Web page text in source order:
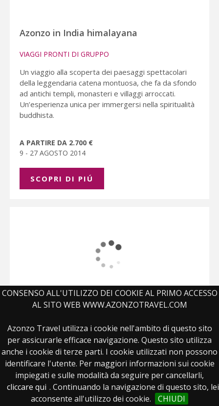
CONSENSO ALL'UTILIZZO DEI COOKIE AL PRIMO ACCESSO
AL SITO WEB WWW.AZONZOTRAVEL.COM
Azonzo Travel utilizza i cookie nell'ambito di questo sito
per assicurarle efficace navigazione. Questo sito utilizza
anche i cookie di terze parti. I cookie utilizzati non possono
identificare l'utente. Per maggiori informazioni sui cookie
impiegati e sulle modalità da seguire per cancellarli,
cliccare qui . Continuando la navigazione di questo sito, lei
acconsente all'utilizzo dei cookie.
CHIUDI
Azonzo in India himalayana
VIAGGI PRONTI DI GRUPPO
Un viaggio alla scoperta dei paesaggi spettacolari
della leggendaria catena montuosa, che fa da sfondo
ad antichi templi, monasteri e villaggi arroccati.
Un’esperienza unica per immergersi nella spiritualità
buddhista.
A PARTIRE DA 2.700 €
9 - 27 AGOSTO 2014
SCOPRI DI PIÚ
Varanasi
VIAGGI PRONTI DI GRUPPO
Un viaggio alla scoperta delle città del Rajasthan, di
Agra e della città santa Varanasi.